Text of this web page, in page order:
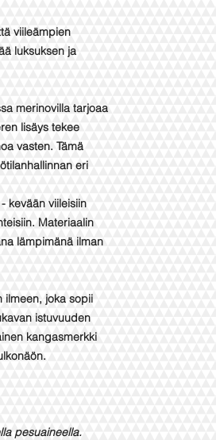
viileämpien
luksuksen ja
merinovilla tarjoaa
lisäys tekee
vasten. Tämä
eri
kevään viileisiin
Materiaalin
lämpimänä ilman
ilmeen, joka sopii
istuvuuden
kangasmerkki
pesuaineella.